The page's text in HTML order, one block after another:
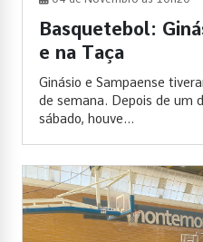
Basquetebol:
e na Taça
Ginásio e Sampaense
de semana. Depois de um
sábado, houve...